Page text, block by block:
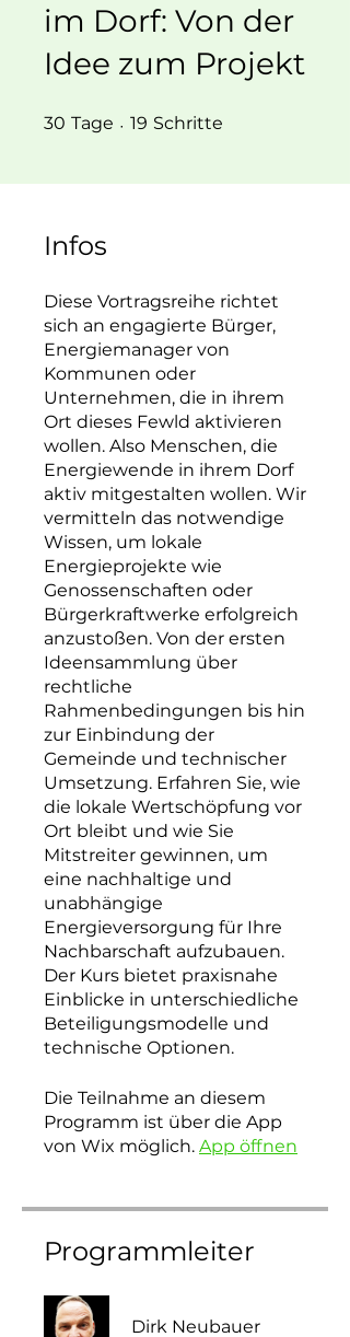
im Dorf: Von der
Idee zum Projekt
30 Tage 30 Tage
19 Schritte
Infos
Diese Vortragsreihe richtet
sich an engagierte Bürger,
Energiemanager von
Kommunen oder
Unternehmen, die in ihrem
Ort dieses Fewld aktivieren
wollen. Also Menschen, die
Energiewende in ihrem Dorf
aktiv mitgestalten wollen. Wir
vermitteln das notwendige
Wissen, um lokale
Energieprojekte wie
Genossenschaften oder
Bürgerkraftwerke erfolgreich
anzustoßen. Von der ersten
Ideensammlung über
rechtliche
Rahmenbedingungen bis hin
zur Einbindung der
Gemeinde und technischer
Umsetzung. Erfahren Sie, wie
die lokale Wertschöpfung vor
Ort bleibt und wie Sie
Mitstreiter gewinnen, um
eine nachhaltige und
unabhängige
Energieversorgung für Ihre
Nachbarschaft aufzubauen.
Der Kurs bietet praxisnahe
Einblicke in unterschiedliche
Beteiligungsmodelle und
technische Optionen.
Die Teilnahme an diesem
Programm ist über die App
von Wix möglich. App öffnen
Programmleiter
Dirk Neubauer